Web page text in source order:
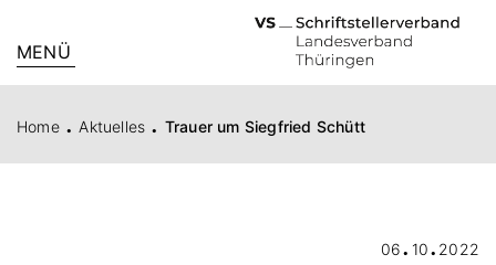
MENÜ
Home . Aktuelles . Trauer um Siegfried Schütt
06. 10. 2022